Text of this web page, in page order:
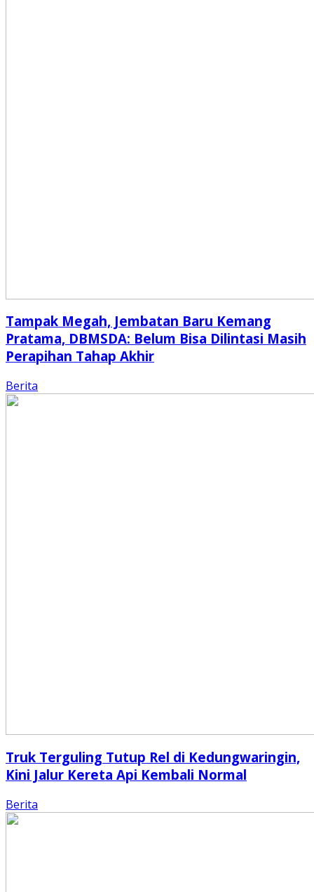
Tampak Megah, Jembatan Baru Kemang
Pratama, DBMSDA: Belum Bisa Dilintasi Masih
Perapihan Tahap Akhir
Berita
Truk Terguling Tutup Rel di Kedungwaringin,
Kini Jalur Kereta Api Kembali Normal
Berita